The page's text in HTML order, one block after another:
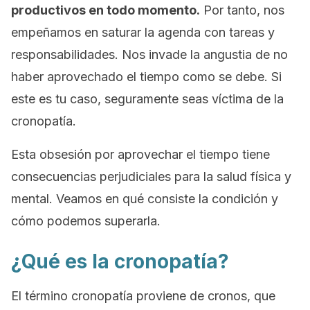
productivos en todo momento. Por tanto, nos
empeñamos en saturar la agenda con tareas y
responsabilidades. Nos invade la angustia de no
haber aprovechado el tiempo como se debe. Si
este es tu caso, seguramente seas víctima de la
cronopatía.
Esta obsesión por aprovechar el tiempo tiene
consecuencias perjudiciales para la salud física y
mental. Veamos en qué consiste la condición y
cómo podemos superarla.
¿Qué es la cronopatía?
El término cronopatía proviene de cronos, que